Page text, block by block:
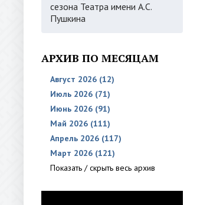
сезона Театра имени А.С.
Пушкина
АРХИВ ПО МЕСЯЦАМ
Август 2026 (12)
Июль 2026 (71)
Июнь 2026 (91)
Май 2026 (111)
Апрель 2026 (117)
Март 2026 (121)
Показать / скрыть весь архив